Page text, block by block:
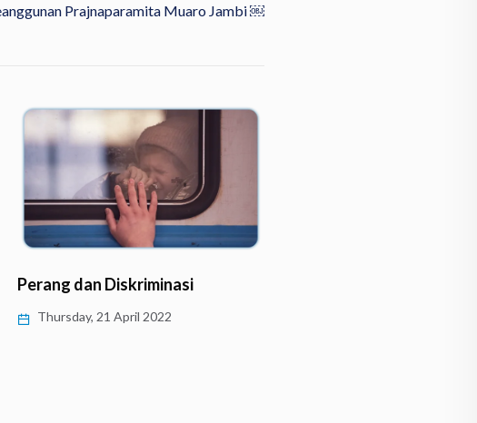
Prajnaparamita Muaro Jambi ￼
Perang dan Diskriminasi
Thursday, 21 April 2022